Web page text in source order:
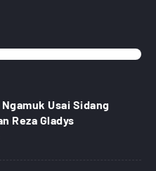
Usai Sidang
Reza Gladys